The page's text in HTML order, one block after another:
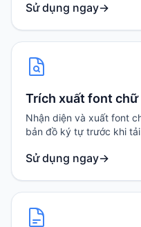
Sử dụng ngay→
Trích xuất font chữ
Nhận diện và xuất font
bản đồ ký tự trước khi
Sử dụng ngay→